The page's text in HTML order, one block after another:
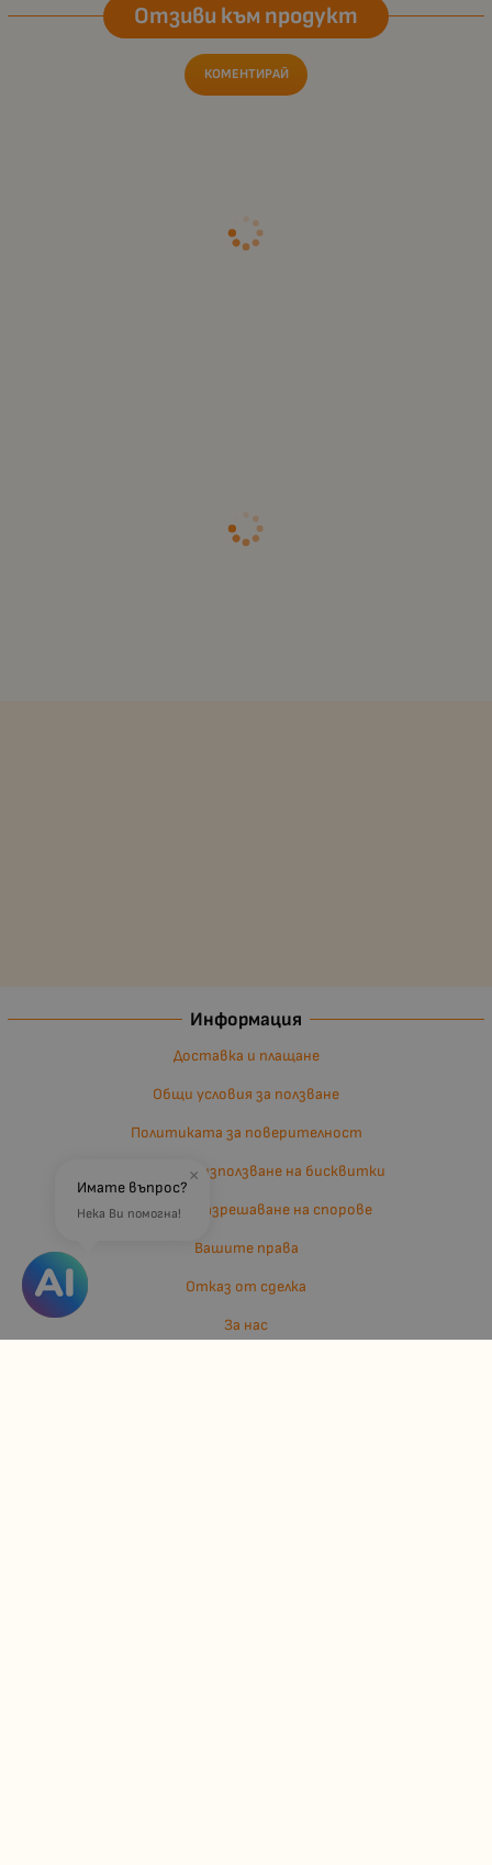
Отзиви към продукт
КОМЕНТИРАЙ
Информация
Доставка и плащане
Общи условия за ползване
Политиката за поверителност
Политика за използване на бисквитки
Въпроси и разрешаване на спорове
Вашите права
Отказ от сделка
За нас
×
Имате въпрос?
Нека Ви помогна!